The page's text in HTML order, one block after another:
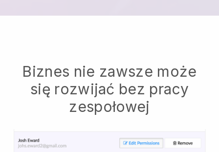
Biznes nie zawsze może
się rozwijać bez pracy
zespołowej